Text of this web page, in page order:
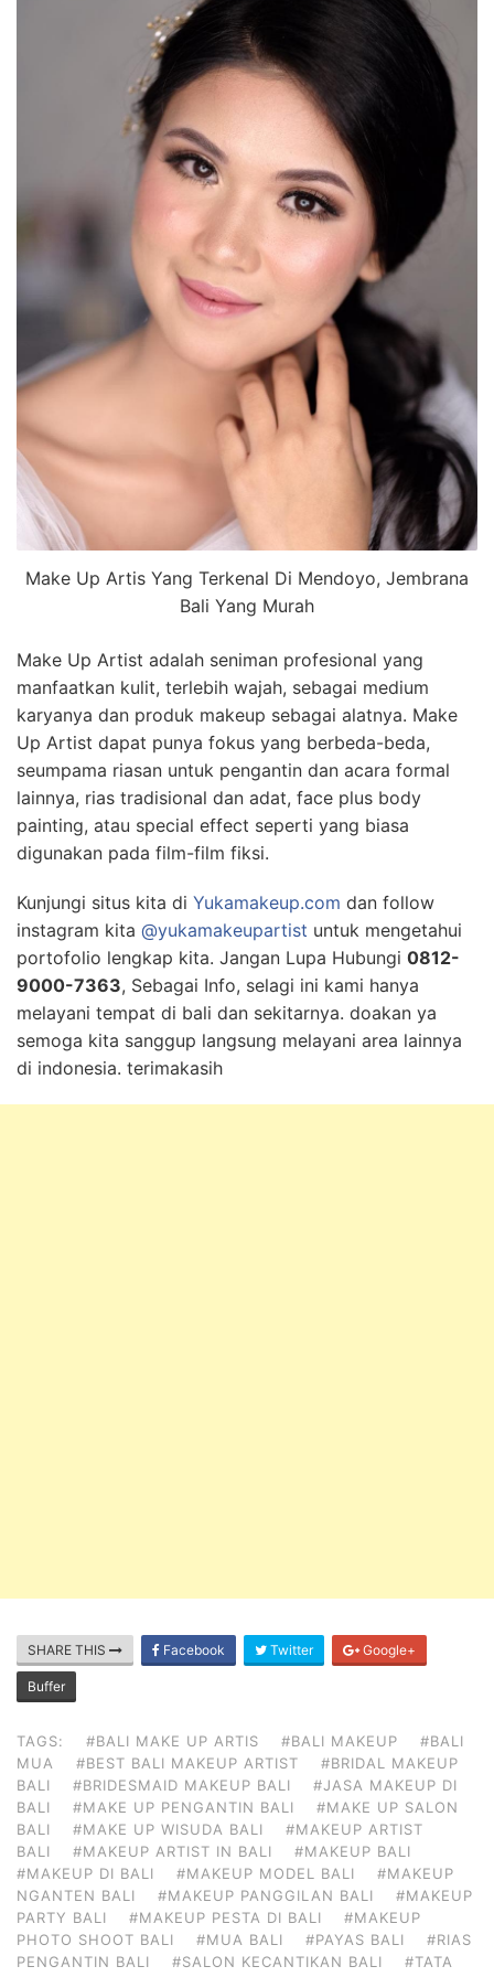
Make Up Artis Yang Terkenal Di Mendoyo, Jembrana
Bali Yang Murah
Make Up Artist adalah seniman profesional yang
manfaatkan kulit, terlebih wajah, sebagai medium
karyanya dan produk makeup sebagai alatnya. Make
Up Artist dapat punya fokus yang berbeda-beda,
seumpama riasan untuk pengantin dan acara formal
lainnya, rias tradisional dan adat, face plus body
painting, atau special effect seperti yang biasa
digunakan pada film-film fiksi.
Kunjungi situs kita di Yukamakeup.com dan follow
instagram kita @yukamakeupartist untuk mengetahui
portofolio lengkap kita. Jangan Lupa Hubungi 0812-
9000-7363, Sebagai Info, selagi ini kami hanya
melayani tempat di bali dan sekitarnya. doakan ya
semoga kita sanggup langsung melayani area lainnya
di indonesia. terimakasih
SHARE THIS Facebook Twitter Google+
Buffer
TAGS: #BALI MAKE UP ARTIS #BALI MAKEUP
#BALI
MUA
#BEST BALI MAKEUP ARTIST
#BRIDAL MAKEUP
BALI
#BRIDESMAID MAKEUP BALI
#JASA MAKEUP DI
BALI
#MAKE UP PENGANTIN BALI
#MAKE UP SALON
BALI
#MAKE UP WISUDA BALI
#MAKEUP ARTIST
BALI
#MAKEUP ARTIST IN BALI
#MAKEUP BALI
#MAKEUP DI BALI
#MAKEUP MODEL BALI
#MAKEUP
NGANTEN BALI
#MAKEUP PANGGILAN BALI
#MAKEUP
PARTY BALI
#MAKEUP PESTA DI BALI
#MAKEUP
PHOTO SHOOT BALI
#MUA BALI #PAYAS BALI
#RIAS
PENGANTIN BALI
#SALON KECANTIKAN BALI
#TATA